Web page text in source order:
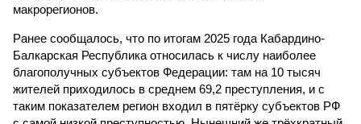
макрорегионов.
Ранее сообщалось, что по итогам 2025 года Кабардино-
Балкарская Республика относилась к числу наиболее
благополучных субъектов Федерации: там на 10 тысяч
жителей приходилось в среднем 69,2 преступления, и с
таким показателем регион входил в пятёрку субъектов РФ